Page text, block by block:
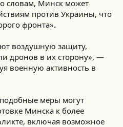
словам, Минск может
против Украины, что
фронта».
воздушную защиту,
дронов в их сторону», —
военную активность в
меры могут
Минска к более
включая возможное